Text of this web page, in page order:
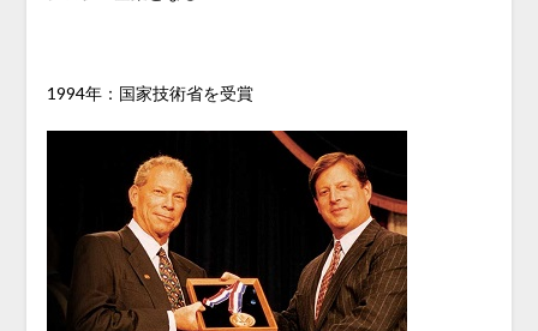
1994年：国家技術省を受賞